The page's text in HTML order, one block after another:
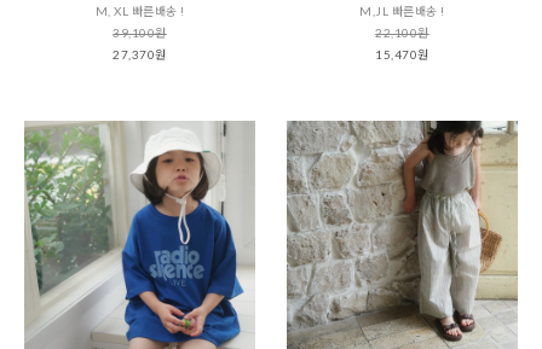
M, XL 빠른배송 !
39,100원
27,370원
M,JL 빠른배송 !
22,100원
15,470원